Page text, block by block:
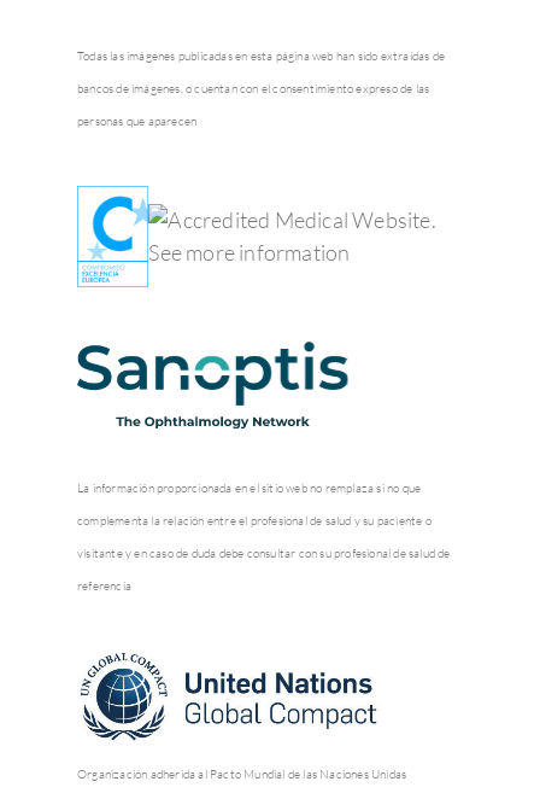
Todas las imágenes publicadas en esta página web han sido extraídas de
bancos de imágenes, o cuentan con el consentimiento expreso de las
personas que aparecen
La información proporcionada en el sitio web no remplaza si no que
complementa la relación entre el profesional de salud y su paciente o
visitante y en caso de duda debe consultar con su profesional de salud de
referencia
Organización adherida al Pacto Mundial de las Naciones Unidas